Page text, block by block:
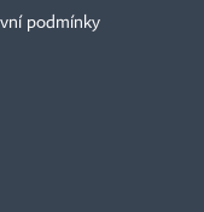
podmínky